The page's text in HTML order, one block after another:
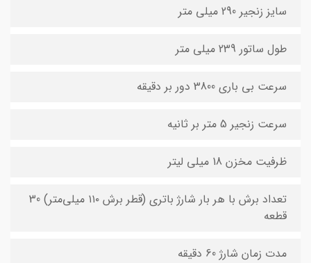
سایز زنجیر 290 میلی متر
طول ساتور 239 میلی متر
سرعت بی باری 3800 دور بر دقیقه
سرعت زنجیر 5 متر بر ثانیه
ظرفیت مخزن 18 میلی لیتر
تعداد برش با هر بار شارژ باتری (قطر برش ۱۱۰ میلی‌متر) 30
قطعه
مدت زمان شارژ 60 دقیقه